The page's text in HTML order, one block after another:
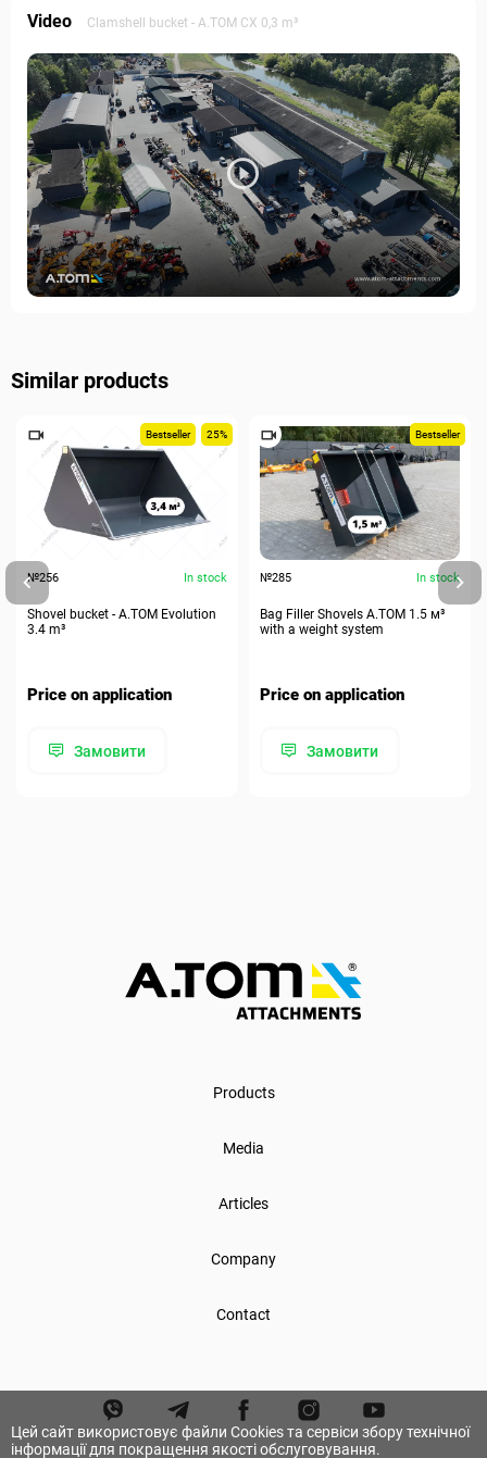
Цей сайт використовує файли Cookies та сервіси збору технічної
інформації для покращення якості обслуговування.
Video Clamshell bucket - А.ТОМ СХ 0,3 m³
Similar products
Bestseller 25%
№256 In stock
Shovel bucket - A.TOM Evolution
3.4 m³
Price on application
Замовити
Bestseller
№285 In stock
Bag Filler Shovels A.TOM 1.5 м³
with a weight system
Price on application
Замовити
Products
Media
Articles
Company
Contact